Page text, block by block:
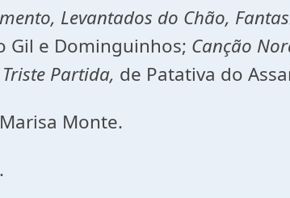
Levantados do Chão,
Gil e Dominguinhos; Canção
Partida, de Patativa do
Monte.